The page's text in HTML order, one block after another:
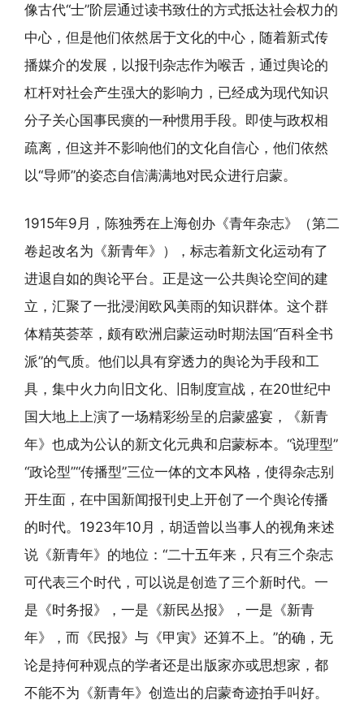
像古代“士”阶层通过读书致仕的方式抵达社会权力的
中心，但是他们依然居于文化的中心，随着新式传
播媒介的发展，以报刊杂志作为喉舌，通过舆论的
杠杆对社会产生强大的影响力，已经成为现代知识
分子关心国事民瘼的一种惯用手段。即使与政权相
疏离，但这并不影响他们的文化自信心，他们依然
以“导师”的姿态自信满满地对民众进行启蒙。
1915年9月，陈独秀在上海创办《青年杂志》（第二
卷起改名为《新青年》），标志着新文化运动有了
进退自如的舆论平台。正是这一公共舆论空间的建
立，汇聚了一批浸润欧风美雨的知识群体。这个群
体精英荟萃，颇有欧洲启蒙运动时期法国“百科全书
派”的气质。他们以具有穿透力的舆论为手段和工
具，集中火力向旧文化、旧制度宣战，在20世纪中
国大地上上演了一场精彩纷呈的启蒙盛宴，《新青
年》也成为公认的新文化元典和启蒙标本。“说理型”
“政论型”“传播型”三位一体的文本风格，使得杂志别
开生面，在中国新闻报刊史上开创了一个舆论传播
的时代。1923年10月，胡适曾以当事人的视角来述
说《新青年》的地位：“二十五年来，只有三个杂志
可代表三个时代，可以说是创造了三个新时代。一
是《时务报》，一是《新民丛报》，一是《新青
年》，而《民报》与《甲寅》还算不上。”的确，无
论是持何种观点的学者还是出版家亦或思想家，都
不能不为《新青年》创造出的启蒙奇迹拍手叫好。